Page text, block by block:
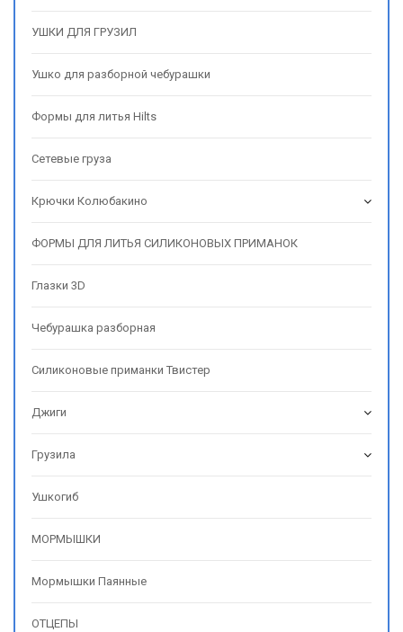
УШКИ ДЛЯ ГРУЗИЛ
Ушко для разборной чебурашки
Формы для литья Hilts
Сетевые груза
Крючки Колюбакино
ФОРМЫ ДЛЯ ЛИТЬЯ СИЛИКОНОВЫХ ПРИМАНОК
Глазки 3D
Чебурашка разборная
Силиконовые приманки Твистер
Джиги
Грузила
Ушкогиб
МОРМЫШКИ
Мормышки Паянные
ОТЦЕПЫ